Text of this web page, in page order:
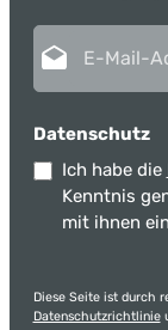
Datenschutz
Ich habe die
Kenntnis
mit ihnen
Diese Seite ist durch
Datenschutzrichtlinie